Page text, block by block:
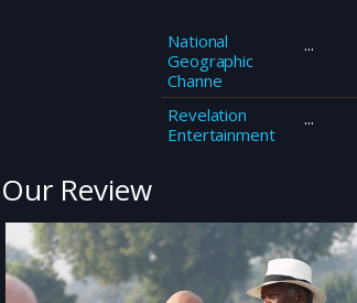
National
Geographic
Channe
Revelation
Entertainment
Our Review